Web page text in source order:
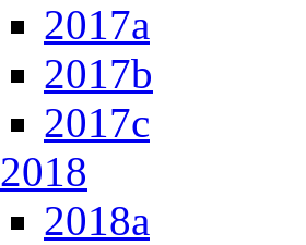
2017a
2017b
2017c
2018
2018a